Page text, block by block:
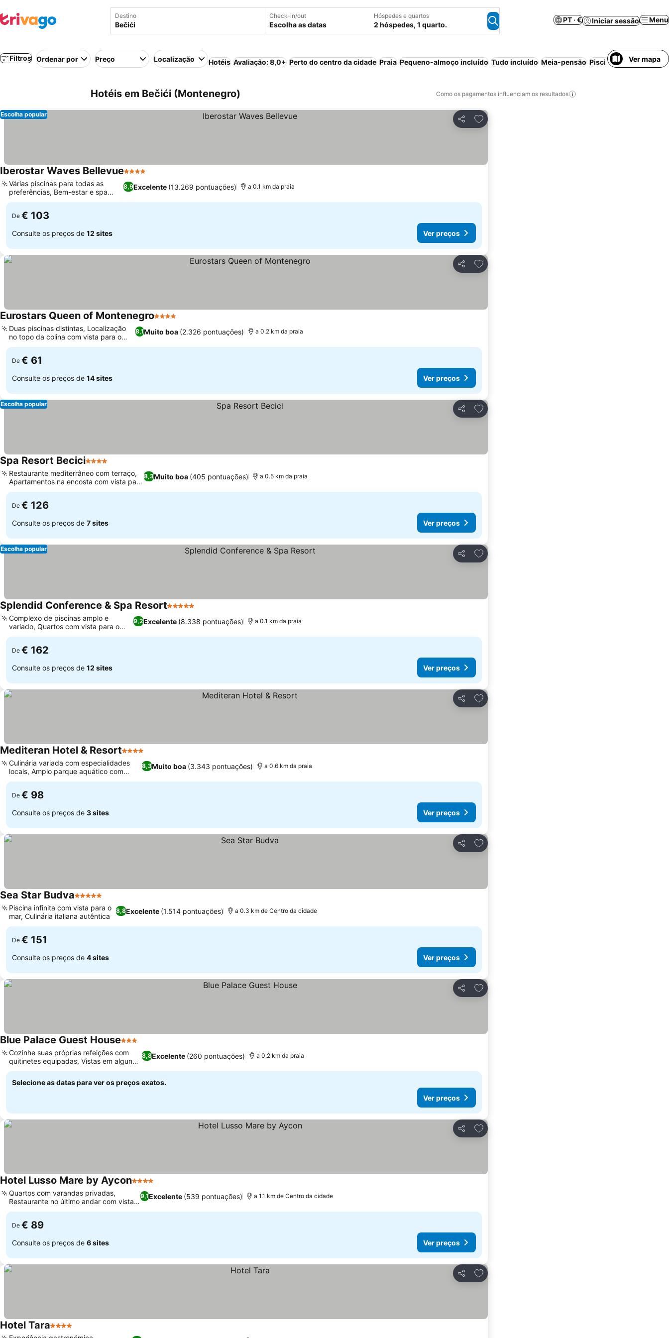
Destino Check-in/out
Escolha as datas
Hóspedes e quartos
2 hóspedes, 1 quarto.
PT · € Iniciar sessão Menu
Filtros Ordenar por Preço Localização Hotéis Avaliação: 8,0+ Perto do centro da cidade Praia Pequeno-almoço incluído Tudo incluído Meia-pensão Piscina Ver mapa
Hotéis em Bečići (Montenegro) Como os pagamentos influenciam os resultados
Partilhar
Adicionar aos favoritos
Escolha popular
Iberostar Waves Bellevue4 Estrelas
8,9Excelente (13.269 pontuações)
Várias piscinas para todas as
preferências, Bem-estar e spa
completos
a 0.1 km da praia
De € 103
Consulte os preços de 12 sites Ver preços
Partilhar
Adicionar aos favoritos
Eurostars Queen of Montenegro4 Estrelas
8,1Muito boa (2.326 pontuações)
Duas piscinas distintas, Localização
no topo da colina com vista para o
Adriático
a 0.2 km da praia
De € 61
Consulte os preços de 14 sites Ver preços
Partilhar
Adicionar aos favoritos
Escolha popular
Spa Resort Becici4 Estrelas
8,3Muito boa (405 pontuações)
Restaurante mediterrâneo com terraço,
Apartamentos na encosta com vista para
o mar
a 0.5 km da praia
De € 126
Consulte os preços de 7 sites Ver preços
Partilhar
Adicionar aos favoritos
Escolha popular
Splendid Conference & Spa Resort5 Estrelas
9,2Excelente (8.338 pontuações)
Complexo de piscinas amplo e
variado, Quartos com vista para o
Mar Adriático
a 0.1 km da praia
De € 162
Consulte os preços de 12 sites Ver preços
Partilhar
Adicionar aos favoritos
Mediteran Hotel & Resort4 Estrelas
8,3Muito boa (3.343 pontuações)
Culinária variada com especialidades
locais, Amplo parque aquático com
piscinas de rio
a 0.6 km da praia
De € 98
Consulte os preços de 3 sites Ver preços
Partilhar
Adicionar aos favoritos
Sea Star Budva5 Estrelas
8,8Excelente (1.514 pontuações)
Piscina infinita com vista para o
mar, Culinária italiana autêntica
a 0.3 km de Centro da cidade
De € 151
Consulte os preços de 4 sites Ver preços
Partilhar
Adicionar aos favoritos
Blue Palace Guest House3 Estrelas
8,8Excelente (260 pontuações)
Cozinhe suas próprias refeições com
quitinetes equipadas, Vistas em alguns
quartos
a 0.2 km da praia
Selecione as datas para ver os preços exatos.
Ver preços
Partilhar
Adicionar aos favoritos
Hotel Lusso Mare by Aycon4 Estrelas
9,1Excelente (539 pontuações)
Quartos com varandas privadas,
Restaurante no último andar com vista
para o mar
a 1.1 km de Centro da cidade
De € 89
Consulte os preços de 6 sites Ver preços
Partilhar
Adicionar aos favoritos
Hotel Tara4 Estrelas